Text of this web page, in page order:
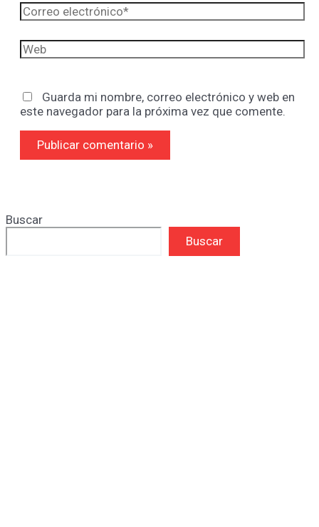
Correo
electrónico*
Web
Guarda mi nombre, correo electrónico y web en
este navegador para la próxima vez que comente.
Buscar
Buscar